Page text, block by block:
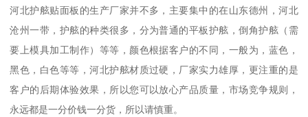
河北护舷贴面板的生产厂家并不多，主要集中的在山东德州，河北
沧州一带，护舷的种类很多，分为普通的平板护舷，倒角护舷（需
要上模具加工制作）等等，颜色根据客户的不同，一般为，蓝色，
黑色，白色等等，河北护舷材质过硬，厂家实力雄厚，更注重的是
客户的后期体验效果，所以您可以放心产品质量，市场竞争规则，
永远都是一分价钱一分货，所以请慎重。